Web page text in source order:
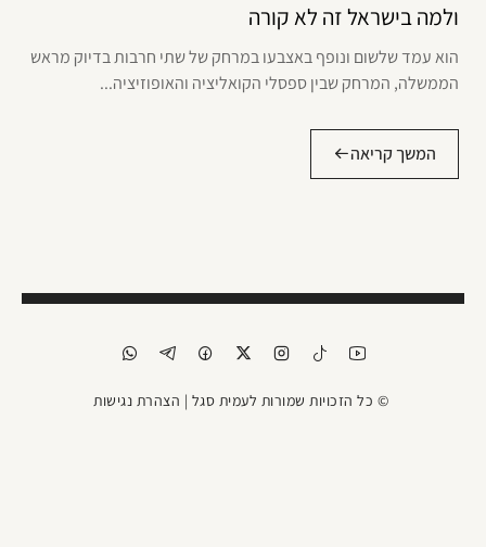
ולמה בישראל זה לא קורה
הוא עמד שלשום ונופף באצבעו במרחק של שתי חרבות בדיוק מראש
הממשלה, המרחק שבין ספסלי הקואליציה והאופוזיציה...
המשך קריאה
© כל הזכויות שמורות לעמית סגל | הצהרת נגישות